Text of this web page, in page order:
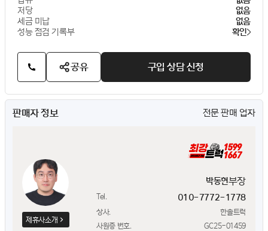
저당
없음
세금 미납
없음
성능 점검 기록부
확인
공유 구입 상담 신청
판매자 정보 전문 판매 업자
제휴사소개
박동현부장
Tel. 010-7772-1778
상사.
한솔트럭
사원증 번호.
GC25-01459